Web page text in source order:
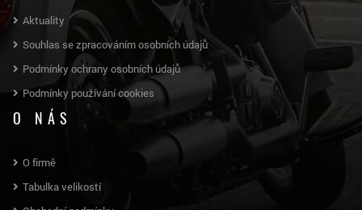
Aktuality
Souhlas se zpracováním osobních údajů
Podmínky ochrany osobních údajů
Podmínky používání cookies
O NÁS
O firmě
Tabulka velikostí